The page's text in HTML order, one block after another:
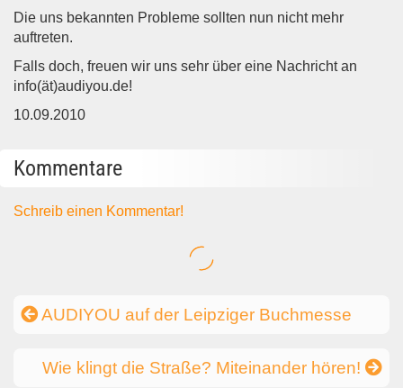
Die uns bekannten Probleme sollten nun nicht mehr
auftreten.
Falls doch, freuen wir uns sehr über eine Nachricht an
info(ät)audiyou.de!
10.09.2010
Kommentare
Schreib einen Kommentar!
AUDIYOU auf der Leipziger Buchmesse
Wie klingt die Straße? Miteinander hören!